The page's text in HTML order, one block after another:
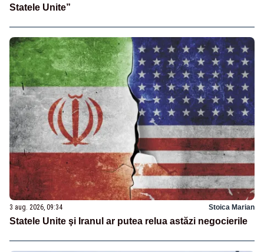
Statele Unite”
3 aug. 2026, 09:34 Stoica Marian
Statele Unite şi Iranul ar putea relua astăzi negocierile